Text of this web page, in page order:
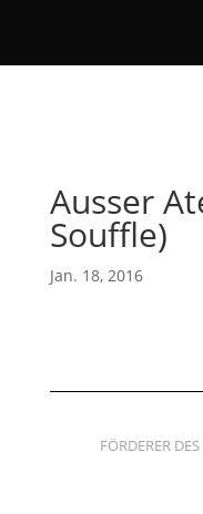
Ausser
Souffle)
Jan. 18, 2016
FÖRDERER